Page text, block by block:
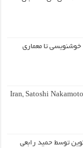
خوشنویسی تا معماری
Iran, Satoshi
توسط حمید رابعی